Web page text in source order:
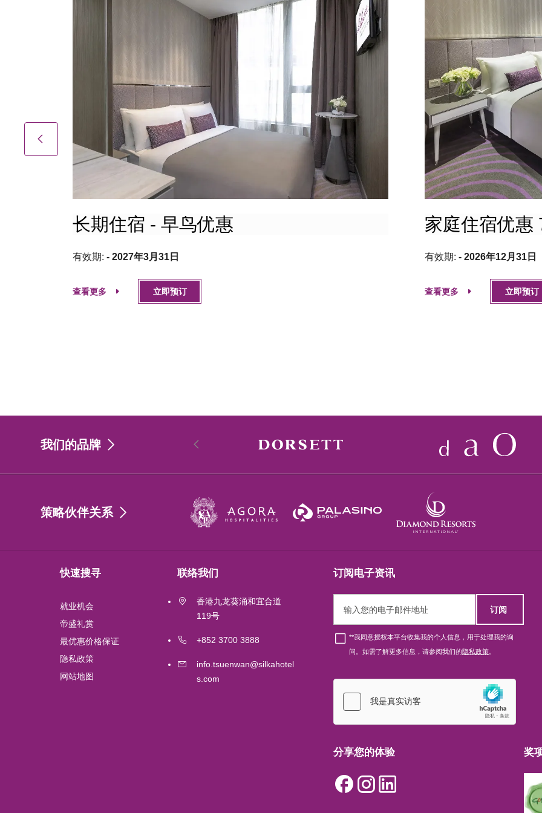
长期住宿 - 早鸟优惠
有效期: - 2027年3月31日
查看更多 立即预订
家庭住宿优惠
有效期: - 2026年12月31日
查看更多 立即预订
我们的品牌
Singapore
Wuhan
London
Chengdu
Lushan
策略伙伴关系
快速搜寻
就业机会
帝盛礼赏
最优惠价格保证
隐私政策
网站地图
联络我们
香港九龙葵涌和宜合道
119号
+852 3700 3888
info.tsuenwan@silkahotel
s.com
订阅电子资讯
订阅
**我同意授权本平台收集我的个人信息，用于处理我的询
问。如需了解更多信息，请参阅我们的隐私政策
分享您的体验 奖